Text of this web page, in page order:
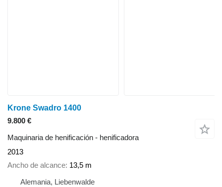
Krone Swadro 1400
9.800 €
Maquinaria de henificación - henificadora
2013
Ancho de alcance 13,5 m
Alemania, Liebenwalde